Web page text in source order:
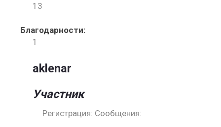
13
Благодарности:
1
aklenar
Участник
Регистрация: Сообщения: